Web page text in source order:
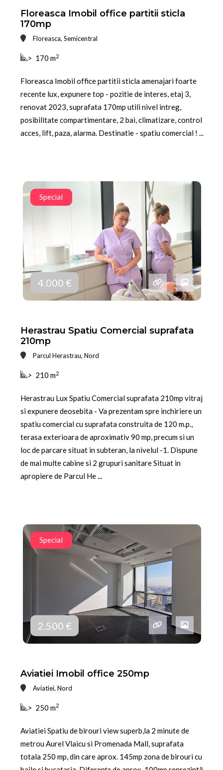
Floreasca Imobil office partitii sticla
170mp
Floreasca, Semicentral
> 170 m2
Floreasca Imobil office partitii sticla amenajari foarte
recente lux, expunere top - pozitie de interes, etaj 3,
renovat 2023, suprafata 170mp utili nivel intreg,
posibilitate compartimentare, 2 bai, climatizare, control
acces, lift, paza, alarma. Destinatie - spatiu comercial ! ...
Special
4.000 €
Herastrau Spatiu Comercial suprafata
210mp
Parcul Herastrau, Nord
> 210 m2
Herastrau Lux Spatiu Comercial suprafata 210mp vitraj
si expunere deosebita - Va prezentam spre inchiriere un
spatiu comercial cu suprafata construita de 120 m.p.,
terasa exterioara de aproximativ 90 mp, precum si un
loc de parcare situat in subteran, la nivelul -1. Dispune
de mai multe cabine si 2 grupuri sanitare Situat in
apropiere de Parcul He ...
Special
2.500 €
Aviatiei Imobil office 250mp
Aviatiei, Nord
> 250 m2
Aviatiei Spatiu de birouri view superb,la 2 minute de
metrou Aurel Vlaicu si Promenada Mall, suprafata
totala 250 mp, din care aprox. 145mp zona de birouri cu